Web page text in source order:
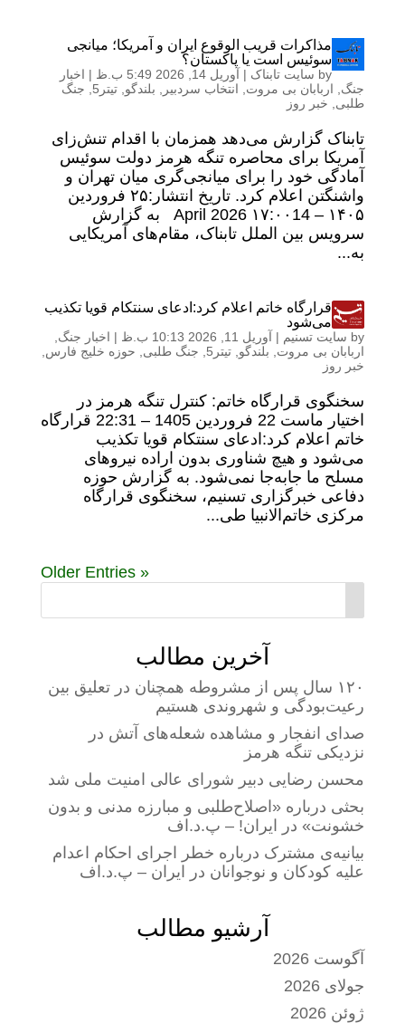
مذاکرات قریب الوقوع ایران و آمریکا؛ میانجی
سوئیس است یا پاکستان؟
by سایت تابناک | آوریل 14, 2026 5:49 ب.ظ | اخبار
جنگ
اربابان بی مروت انتخاب سردبیر بلندگو تیتر5
جنگ
طلبی
خبر روز
تابناک گزارش می‌دهد همزمان با اقدام تنش‌زای
آمریکا برای محاصره تنگه هرمز دولت سوئیس
آمادگی خود را برای میانجی‌گری میان تهران و
واشنگتن اعلام کرد. تاریخ انتشار:۲۵ فروردين
۱۴۰۵ – ۱۷:۰۰14 April 2026 به گزارش
سرویس بین الملل تابناک، مقام‌های آمریکایی
به...
قرارگاه خاتم اعلام کرد:ادعای سنتکام قویا تکذیب
می‌شود
by سایت تسنیم | آوریل 11, 2026 10:13 ب.ظ | اخبار جنگ
اربابان بی مروت
بلندگو تیتر5 جنگ طلبی حوزه خلیج فارس
خبر روز
سخنگوی قرارگاه خاتم: کنترل تنگه هرمز در
اختیار ماست 22 فروردين 1405 – 22:31 قرارگاه
خاتم اعلام کرد:ادعای سنتکام قویا تکذیب
می‌شود و هیچ شناوری بدون اراده نیروهای
مسلح ما جابه‌جا نمی‌شود. به گزارش حوزه
دفاعی خبرگزاری تسنیم، سخنگوی قرارگاه
مرکزی خاتم‌الانبیا طی...
« Older Entries
آخرین مطالب
۱۲۰ سال پس از مشروطه همچنان در تعلیق بین
رعیت‌بودگی و شهروندی هستیم
صدای انفجار و مشاهده شعله‌های آتش در
نزدیکی تنگه هرمز
محسن رضایی دبیر شورای عالی امنیت ملی شد
بحثی درباره «اصلاح‌طلبی و مبارزه مدنی و بدون
خشونت» در ایران! – پ.د.اف
بیانیه‌ی مشترک درباره خطر اجرای احکام اعدام
علیه کودکان و نوجوانان در ایران – پ.د.اف
آرشیو مطالب
آگوست 2026
جولای 2026
ژوئن 2026